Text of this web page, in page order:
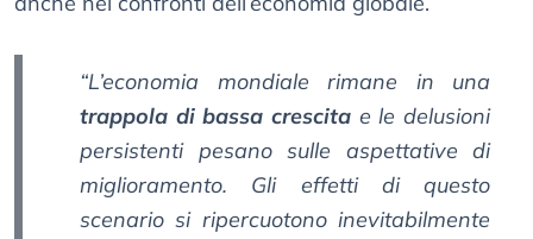
“L’economia mondiale rimane in una
trappola di bassa crescita e le delusioni
persistenti pesano sulle aspettative di
miglioramento. Gli effetti di questo
scenario si ripercuotono inevitabilmente